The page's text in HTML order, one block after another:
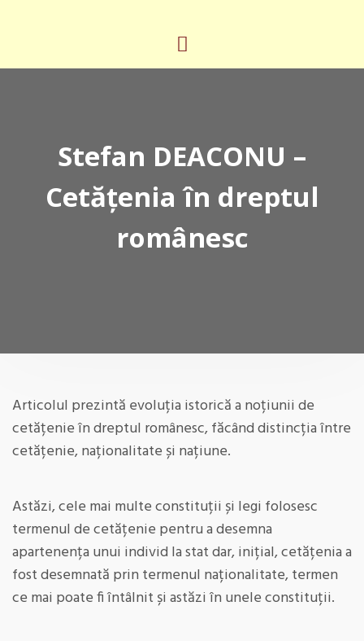
Stefan DEACONU –
Cetățenia în dreptul
românesc
Articolul prezintă evoluția istorică a noțiunii de
cetățenie în dreptul românesc, făcând distincția între
cetățenie, naționalitate și națiune.
Astăzi, cele mai multe constituții și legi folosesc
termenul de cetățenie pentru a desemna
apartenența unui individ la stat dar, inițial, cetățenia a
fost desemnată prin termenul naționalitate, termen
ce mai poate fi întâlnit și astăzi în unele constituții.